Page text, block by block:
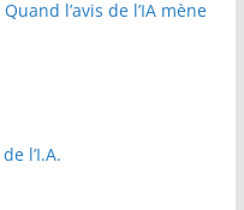
l’avis de l’IA mène
l’I.A.